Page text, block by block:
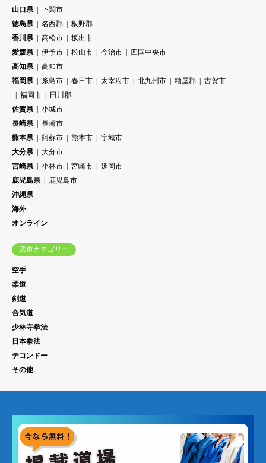
山口県
下関市
徳島県
名西郡
板野郡
香川県
高松市
坂出市
愛媛県
伊予市 松山市 今治市
四国中央市
高知県
高知市
福岡県
糸島市 春日市 太宰府市 北九州市 糟屋郡
古賀市
福岡市
田川郡
佐賀県
小城市
長崎県
長崎市
熊本県
阿蘇市 熊本市
宇城市
大分県
大分市
宮崎県
小林市 宮崎市
延岡市
鹿児島県
鹿児島市
沖縄県
海外
オンライン
武道カテゴリー
空手
柔道
剣道
合気道
少林寺拳法
日本拳法
テコンドー
その他